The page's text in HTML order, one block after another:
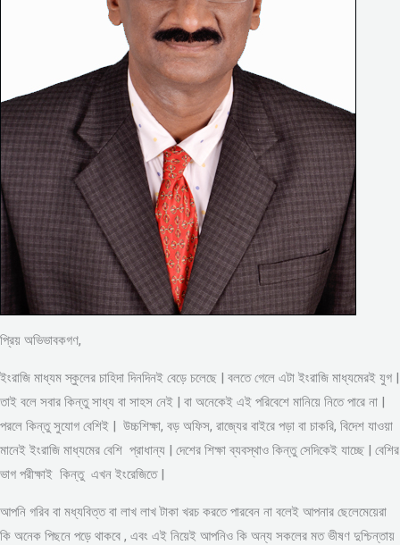
প্রিয় অভিভাবকগণ,
ইংরাজি মাধ্যম স্কুলের চাহিদা দিনদিনই বেড়ে চলেছে | বলতে গেলে এটা ইংরাজি মাধ্যমেরই যুগ |
তাই বলে সবার কিন্তু সাধ্য বা সাহস নেই | বা অনেকেই এই পরিবেশে মানিয়ে নিতে পারে না |
পরলে কিন্তু সুযোগ বেশিই | উচ্চশিক্ষা, বড় অফিস, রাজ্যের বাইরে পড়া বা চাকরি, বিদেশ যাওয়া
মানেই ইংরাজি মাধ্যমের বেশি প্রাধান্য | দেশের শিক্ষা ব্যবস্থাও কিন্তু সেদিকেই যাচ্ছে | বেশির
ভাগ পরীক্ষাই কিন্তু এখন ইংরেজিতে |
আপনি গরিব বা মধ্যবিত্ত বা লাখ লাখ টাকা খরচ করতে পারবেন না বলেই আপনার ছেলেমেয়েরা
কি অনেক পিছনে পড়ে থাকবে , এবং এই নিয়েই আপনিও কি অন্য সকলের মত ভীষণ দুশ্চিন্তায়